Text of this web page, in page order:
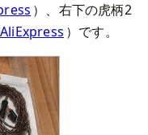
）、右下の虎柄2
AliExpress ）です。